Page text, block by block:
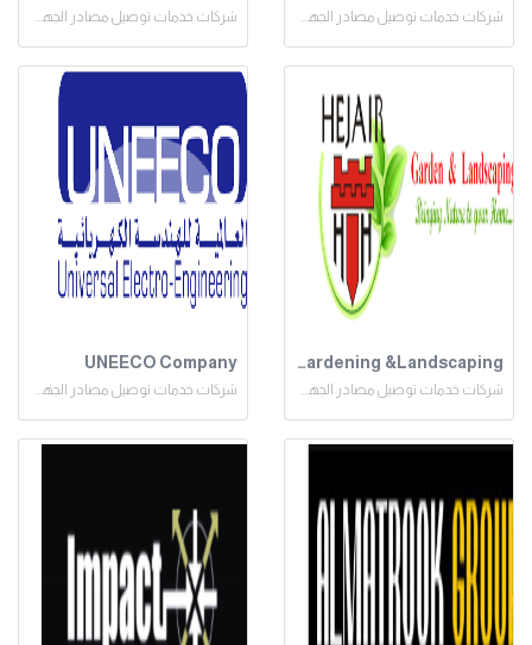
UNEECO Company
شركات خدمات توصيل مصادر الجهد المنخفض
Gardening &Landscaping
شركات خدمات توصيل مصادر الجهد المنخفض